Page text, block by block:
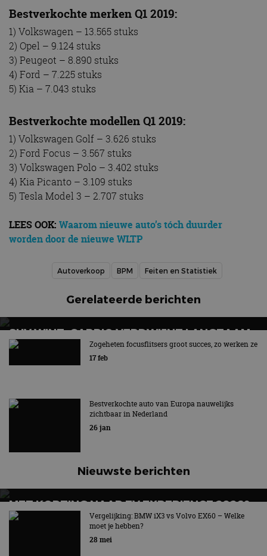
Bestverkochte merken Q1 2019:
1) Volkswagen – 13.565 stuks
2) Opel – 9.124 stuks
3) Peugeot – 8.890 stuks
4) Ford – 7.225 stuks
5) Kia – 7.043 stuks
Bestverkochte modellen Q1 2019:
1) Volkswagen Golf – 3.626 stuks
2) Ford Focus – 3.567 stuks
3) Volkswagen Polo – 3.402 stuks
4) Kia Picanto – 3.109 stuks
5) Tesla Model 3 – 2.707 stuks
LEES OOK: Waarom nieuwe auto’s tóch duurder
worden door de nieuwe WLTP
Autoverkoop BPM Feiten en Statistiek
Gerelateerde berichten
SUV WINT, CABRIO VERDWIJNT LANGZAAM
UIT BEELD
Hét symbool van vrijheid en rijplezier verdwijnt
Zogeheten focusflitsers groot succes, zo werken ze
17 feb
Bestverkochte auto van Europa nauwelijks
zichtbaar in Nederland
26 jan
Nieuwste berichten
MET KORTING NAAR EV EXPERIENCE 2026?
AUTORAI REGELT HET!
EV Experience 2026 van 24 tot 26 september
Vergelijking: BMW iX3 vs Volvo EX60 – Welke
moet je hebben?
28 mei